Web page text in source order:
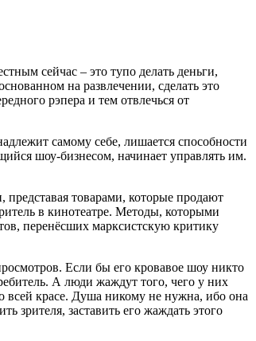
сейчас – это тупо делать деньги,
на развлечении, сделать это
рэпера и тем отвлечься от
самому себе, лишается способности
шоу-бизнесом, начинает управлять им.
товарами, которые продают
в кинотеатре. Методы, которыми
перенёсших марксистскую критику
Если бы его кровавое шоу никто
А люди жаждут того, чего у них
всей красе. Душа никому не нужна, ибо она
зрителя, заставить его жаждать этого